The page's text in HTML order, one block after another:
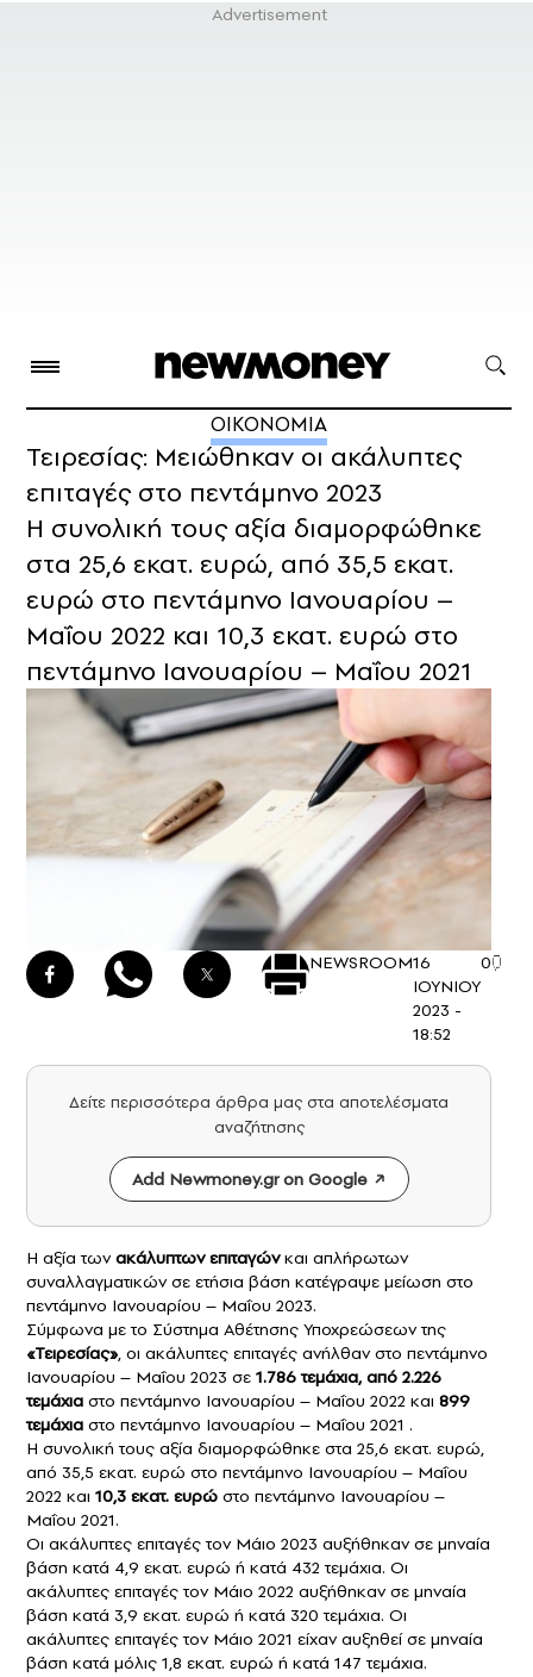
ΟΙΚΟΝΟΜΙΑ
Τειρεσίας: Μειώθηκαν οι ακάλυπτες
επιταγές στο πεντάμηνο 2023
Η συνολική τους αξία διαμορφώθηκε
στα 25,6 εκατ. ευρώ, από 35,5 εκατ.
ευρώ στο πεντάμηνο Ιανουαρίου –
Μαΐου 2022 και 10,3 εκατ. ευρώ στο
πεντάμηνο Ιανουαρίου – Μαΐου 2021
NEWSROOM16
ΙΟΥΝΙΟΥ
2023 -
18:52
0
Δείτε περισσότερα άρθρα μας στα αποτελέσματα
αναζήτησης
Add Newmoney.gr on Google
Η αξία τωνακάλυπτων επιταγώνκαι απλήρωτων
συναλλαγματικών σε ετήσια βάση κατέγραψε μείωση στο
πεντάμηνο Ιανουαρίου – Μαΐου 2023.
Σύμφωνα με το Σύστημα Αθέτησης Υποχρεώσεων της
«Τειρεσίας», οι ακάλυπτες επιταγές ανήλθαν στο πεντάμηνο
Ιανουαρίου – Μαΐου 2023 σε 1.786 τεμάχια, από 2.226
τεμάχια στο πεντάμηνο Ιανουαρίου – Μαΐου 2022 και 899
τεμάχια στο πεντάμηνο Ιανουαρίου – Μαΐου 2021 .
Η συνολική τους αξία διαμορφώθηκε στα 25,6 εκατ. ευρώ,
από 35,5 εκατ. ευρώ στο πεντάμηνο Ιανουαρίου – Μαΐου
2022 και 10,3 εκατ. ευρώ στο πεντάμηνο Ιανουαρίου –
Μαΐου 2021.
Οι ακάλυπτες επιταγές τον Μάιο 2023 αυξήθηκαν σε μηναία
βάση κατά 4,9 εκατ. ευρώ ή κατά 432 τεμάχια. Οι
ακάλυπτες επιταγές τον Μάιο 2022 αυξήθηκαν σε μηναία
βάση κατά 3,9 εκατ. ευρώ ή κατά 320 τεμάχια. Οι
ακάλυπτες επιταγές τον Μάιο 2021 είχαν αυξηθεί σε μηναία
βάση κατά μόλις 1,8 εκατ. ευρώ ή κατά 147 τεμάχια.